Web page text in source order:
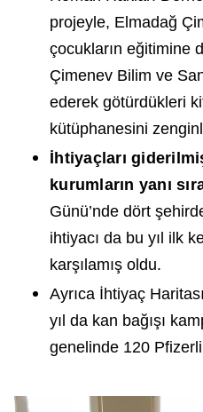
projeyle, Elmadağ
çocukların eğitimine
Çimenev Bilim ve
ederek götürdükleri
kütüphanesini
İhtiyaçları
kurumların yanı
Günü’nde dört
ihtiyacı da bu yıl ilk
karşılamış oldu.
Ayrıca İhtiyaç
yıl da kan bağışı
genelinde 120